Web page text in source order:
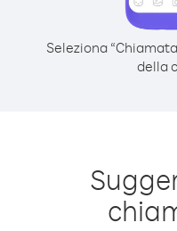
Seleziona
della